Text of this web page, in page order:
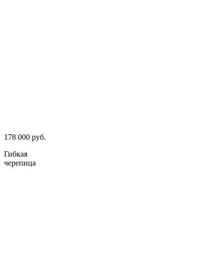
178 000 руб.
Гибкая
черепица